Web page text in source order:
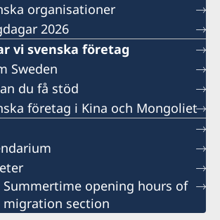
organisationer
2026
vi svenska företag
Sweden
du få stöd
företag i Kina och Mongoliet
Summertime opening hours of
migration section